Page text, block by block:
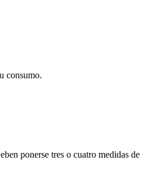
consumo.
ponerse tres o cuatro medidas de